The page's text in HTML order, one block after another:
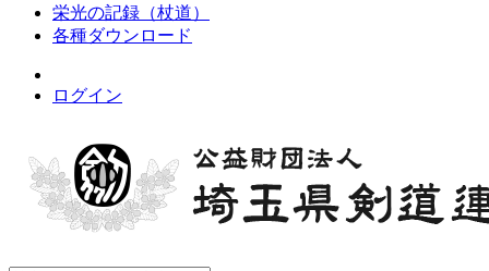
栄光の記録（杖道）
各種ダウンロード
ログイン